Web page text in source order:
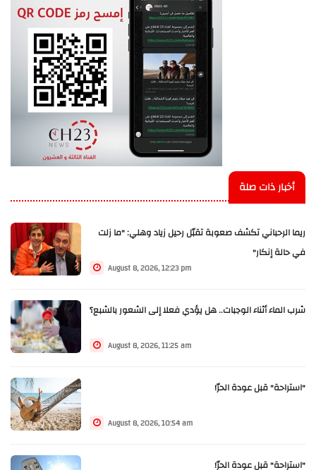
أخبار ذات صلة
ريما الرحباني تكشف صعوبة تقبّل رحيل زياد وهلي: "ما زلت
في حالة إنكار"
August 8, 2026, 12:23 pm
شرب الماء أثناء الوجبات.. هل يؤدي فعلا إلى الشعور بالشبع؟
August 8, 2026, 11:25 am
"استراحة" قبل عودة الحرّ!
August 8, 2026, 10:54 am
"استراحة" قبل عودة الحرّ!